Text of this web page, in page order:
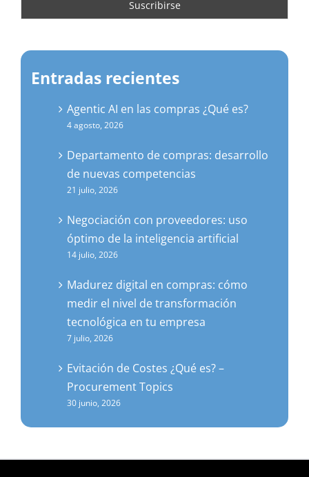
Entradas recientes
Agentic AI en las compras ¿Qué es?
4 agosto, 2026
Departamento de compras: desarrollo
de nuevas competencias
21 julio, 2026
Negociación con proveedores: uso
óptimo de la inteligencia artificial
14 julio, 2026
Madurez digital en compras: cómo
medir el nivel de transformación
tecnológica en tu empresa
7 julio, 2026
Evitación de Costes ¿Qué es? –
Procurement Topics
30 junio, 2026